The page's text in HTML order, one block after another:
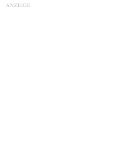
ANZEIGE